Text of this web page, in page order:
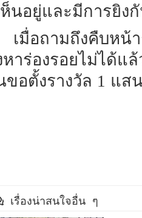
ห็นอยู่และมีการยิง
เมื่อถามถึงคืบหน้
หาร่องรอยไม่ได้แ
ขอตั้งรางวัล 1 แส
เรื่องน่าสนใจอื่น ๆ